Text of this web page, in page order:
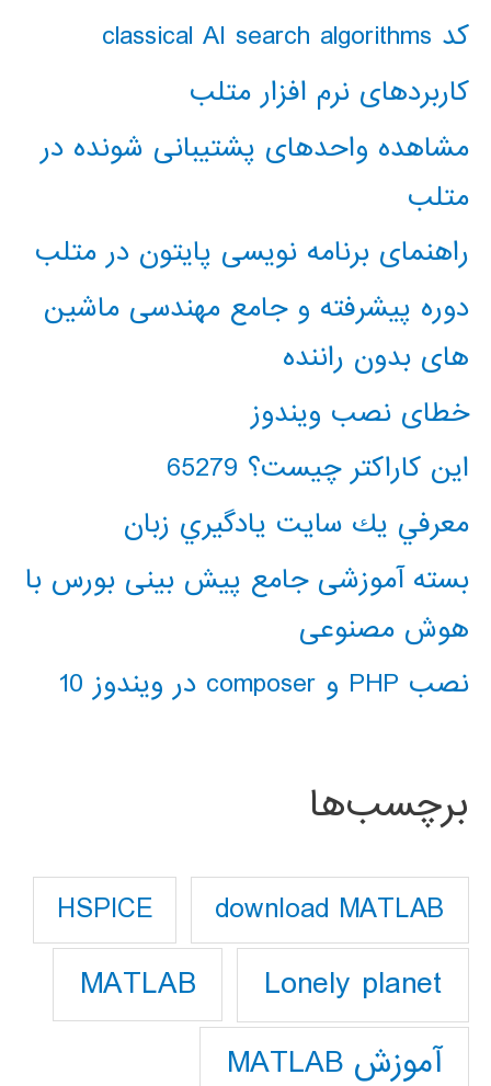
کد classical AI search algorithms
کاربردهای نرم افزار متلب
مشاهده واحدهای پشتیبانی شونده در
متلب
راهنمای برنامه نویسی پایتون در متلب
دوره پیشرفته و جامع مهندسی ماشین
های بدون راننده
خطای نصب ویندوز
این کاراکتر چیست؟ 65279
معرفي يك سايت يادگيري زبان
بسته آموزشی جامع پیش بینی بورس با
هوش مصنوعی
نصب PHP و composer در ویندوز 10
برچسب‌ها
download MATLAB
HSPICE
Lonely planet
MATLAB
آموزش MATLAB